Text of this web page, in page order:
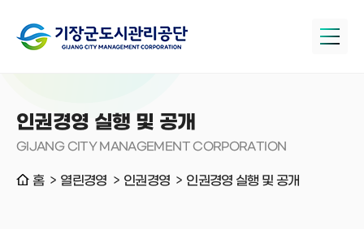
인권경영 실행 및 공개
GIJANG CITY MANAGEMENT CORPORATION
홈 열린경영 인권경영 인권경영 실행 및 공개